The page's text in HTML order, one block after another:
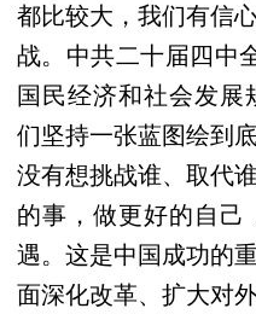
都比较大，我们有信
战。中共二十届四中
国民经济和社会发展
们坚持一张蓝图绘到
没有想挑战谁、取代
的事，做更好的自
遇。这是中国成功的
面深化改革、扩大对